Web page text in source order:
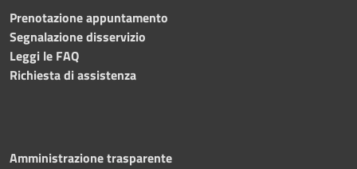
Prenotazione appuntamento
Segnalazione disservizio
Leggi le FAQ
Richiesta di assistenza
Amministrazione trasparente